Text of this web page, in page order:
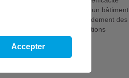
de communication d'un bâtiment
thermiques - pose et raccordement des
d'équipements et solutions
Accepter